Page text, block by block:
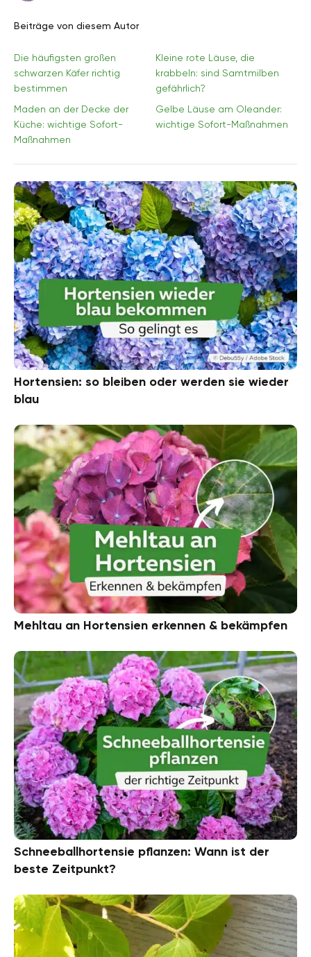
Beiträge von diesem Autor
Die häufigsten großen
schwarzen Käfer richtig
bestimmen
Kleine rote Läuse, die
krabbeln: sind Samtmilben
gefährlich?
Maden an der Decke der
Küche: wichtige Sofort-
Maßnahmen
Gelbe Läuse am Oleander:
wichtige Sofort-Maßnahmen
Hortensien: so bleiben oder werden sie wieder
blau
Mehltau an Hortensien erkennen & bekämpfen
Schneeballhortensie pflanzen: Wann ist der
beste Zeitpunkt?